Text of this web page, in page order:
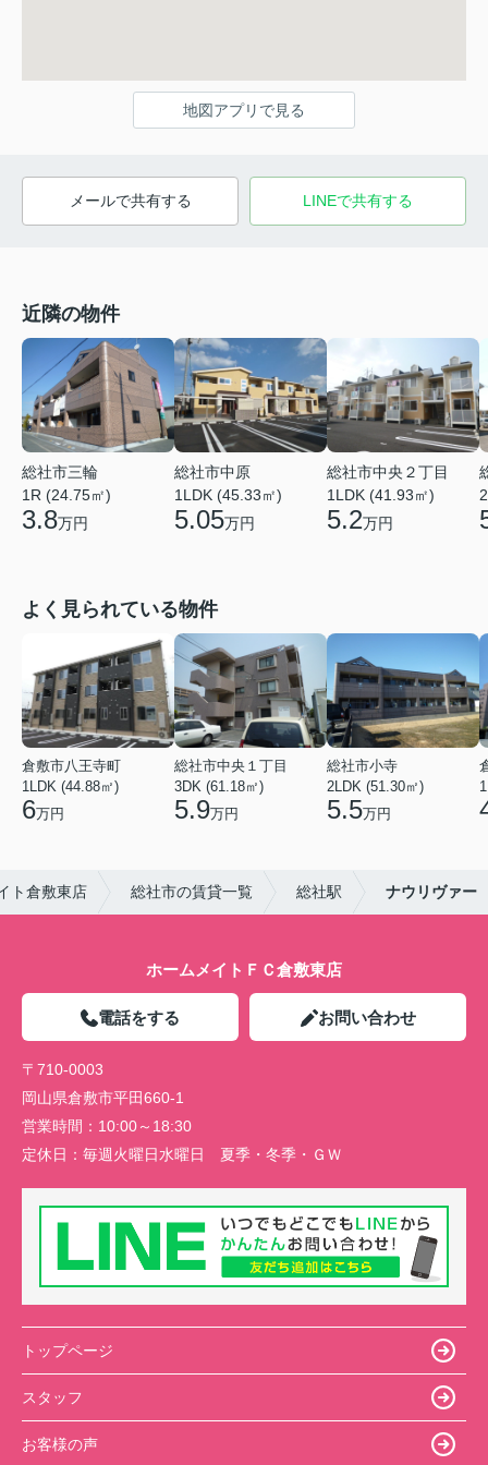
地図アプリで見る
メールで共有する LINEで共有する
近隣の物件
総社市三輪
1R (24.75㎡)
3.8万円
総社市中原
1LDK (45.33㎡)
5.05万円
総社市中央２丁目
1LDK (41.93㎡)
5.2万円
よく見られている物件
倉敷市八王寺町
1LDK (44.88㎡)
6万円
総社市中央１丁目
3DK (61.18㎡)
5.9万円
総社市小寺
2LDK (51.30㎡)
5.5万円
ト倉敷東店 総社市の賃貸一覧 総社駅 ナウリヴァー
ホームメイトＦＣ倉敷東店
電話をする お問い合わせ
〒710-0003
岡山県倉敷市平田660-1
営業時間： 10:00～18:30
定休日： 毎週火曜日水曜日 夏季・冬季・ＧＷ
トップページ
スタッフ
お客様の声